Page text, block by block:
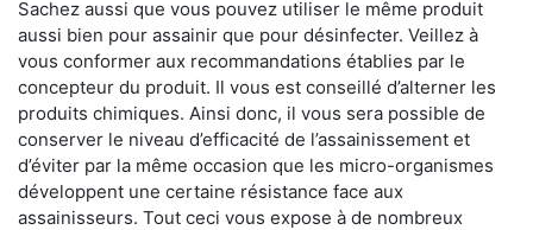
Sachez aussi que vous pouvez utiliser le même produit
aussi bien pour assainir que pour désinfecter. Veillez à
vous conformer aux recommandations établies par le
concepteur du produit. Il vous est conseillé d’alterner les
produits chimiques. Ainsi donc, il vous sera possible de
conserver le niveau d’efficacité de l’assainissement et
d’éviter par la même occasion que les micro-organismes
développent une certaine résistance face aux
assainisseurs. Tout ceci vous expose à de nombreux